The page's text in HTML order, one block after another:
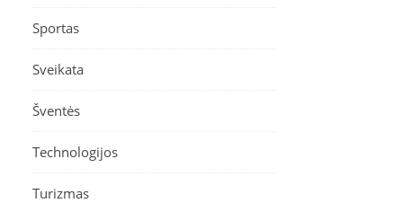
Sportas
Sveikata
Šventės
Technologijos
Turizmas